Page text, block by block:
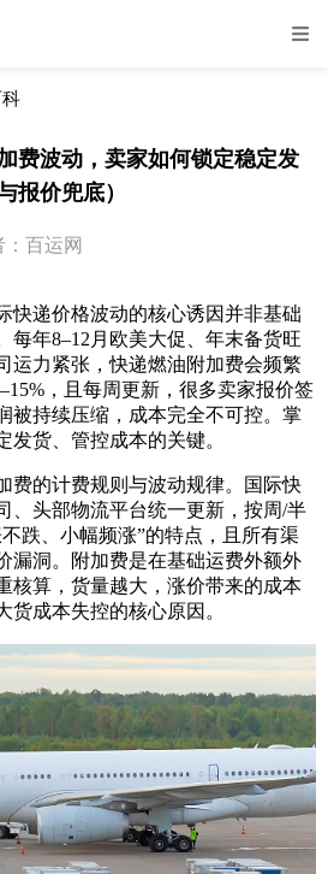
讯
费波动，卖家如何锁定稳定发
报价兜底）
：百运网
递价格波动的核心诱因并非基础
每年8–12月欧美大促、年末备货旺
运力紧张，快递燃油附加费会频繁
，且每周更新，很多卖家报价签
被持续压缩，成本完全不可控。掌
发货、管控成本的关键。
的计费规则与波动规律。国际快
、头部物流平台统一更新，按周/半
跌、小幅频涨”的特点，且所有渠
漏洞。附加费是在基础运费外额外
核算，货量越大，涨价带来的成本
货成本失控的核心原因。